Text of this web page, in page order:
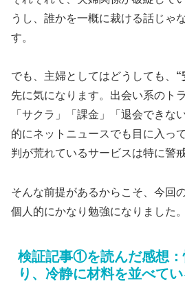
うし、誰かを一概に裁ける話じゃ
す。
でも、主婦としてはどうしても、 “
先に気になります。出会い系のト
「サクラ」「課金」「退会できな
的にネットニュースでも目に入っ
判が荒れているサービスは特に警
そんな前提があるからこそ、今回
個人的にかなり勉強になりました。
検証記事①を読んだ感想：
り、冷静に材料を並べて